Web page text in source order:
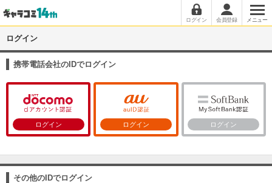
ログイン 会員登録 メニュー
ログイン
携帯電話会社のIDでログイン
ログイン ログイン ログイン
その他のIDでログイン